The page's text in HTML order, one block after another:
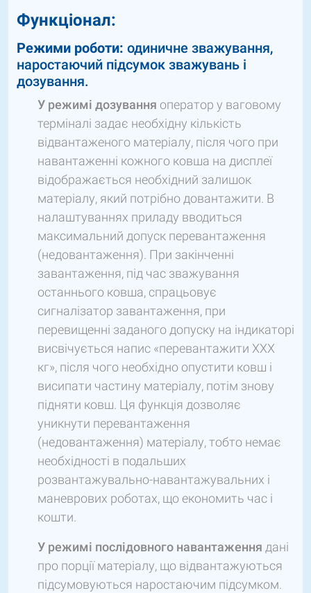
Функціонал:
Режими роботи: одиничне зважування,
наростаючий підсумок зважувань і
дозування.
У режимі дозування оператор у ваговому
терміналі задає необхідну кількість
відвантаженого матеріалу, після чого при
навантаженні кожного ковша на дисплеї
відображається необхідний залишок
матеріалу, який потрібно довантажити. В
налаштуваннях приладу вводиться
максимальний допуск перевантаження
(недовантаження). При закінченні
завантаження, під час зважування
останнього ковша, спрацьовує
сигналізатор завантаження, при
перевищенні заданого допуску на індикаторі
висвічується напис «перевантажити ХХХ
кг», після чого необхідно опустити ковш і
висипати частину матеріалу, потім знову
підняти ковш. Ця функція дозволяє
уникнути перевантаження
(недовантаження) матеріалу, тобто немає
необхідності в подальших
розвантажувально-навантажувальних і
маневрових роботах, що економить час і
кошти.
У режимі послідовного навантаження дані
про порції матеріалу, що відвантажуються
підсумовуються наростаючим підсумком.